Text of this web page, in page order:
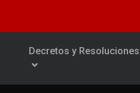
Decretos y Resoluciones